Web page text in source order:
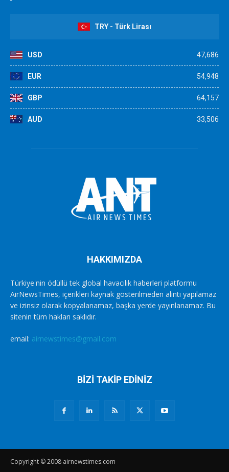
TRY - Türk Lirası
USD 47,686
EUR 54,948
GBP 64,157
AUD 33,506
HAKKIMIZDA
Türkiye'nin ödüllü tek global havacılık haberleri platformu
AirNewsTimes, içerikleri kaynak gösterilmeden alıntı yapılamaz
ve izinsiz olarak kopyalanamaz, başka yerde yayınlanamaz. Bu
sitenin tüm hakları saklıdır.
email: airnewstimes@gmail.com
BİZİ TAKİP EDİNİZ
Copyright © 2008 airnewstimes.com